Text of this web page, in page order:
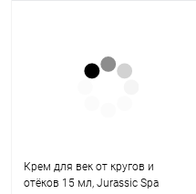
Крем для век от кругов и
отёков 15 мл, Jurassic Spa